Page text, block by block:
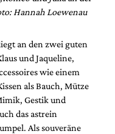
Hannah Loewenau
an den zwei guten
und Jaqueline,
wie einem
als Bauch, Mütze
Gestik und
das astrein
Als souveräne